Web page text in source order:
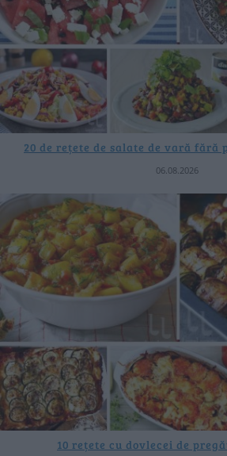
20 de rețete de salate de vară
06.08.2026
10 rețete cu dovlecei de